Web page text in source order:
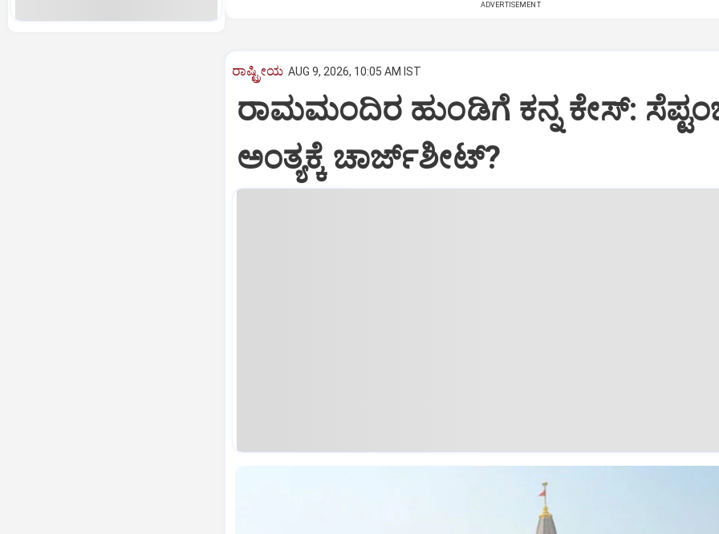
ADVERTISEMENT
ರಾಷ್ಟ್ರೀಯ AUG 9, 2026, 10:05 AM IST
ರಾಮಮಂದಿರ ಹುಂಡಿಗೆ ಕನ್ನ ಕೇಸ್‌:
ಅಂತ್ಯಕ್ಕೆ ಚಾರ್ಜ್‌ಶೀಟ್‌?